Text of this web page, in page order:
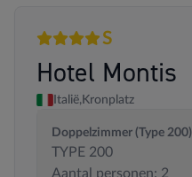
4 sterrenSuperior
S
Hotel Montis
Italië, Kronplatz
Doppelzimmer (Type 200)
TYPE 200
Aantal personen: 2